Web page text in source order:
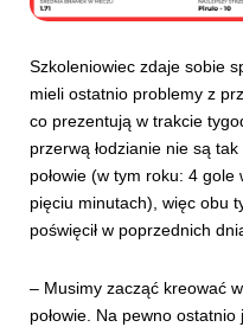
Szkoleniowiec zdaje sobie
mieli ostatnio problemy z
co prezentują w trakcie
przerwą łodzianie nie są
połowie (w tym roku: 4
pięciu minutach), więc obu
poświęcił w poprzednich
– Musimy zacząć kreować
połowie. Na pewno